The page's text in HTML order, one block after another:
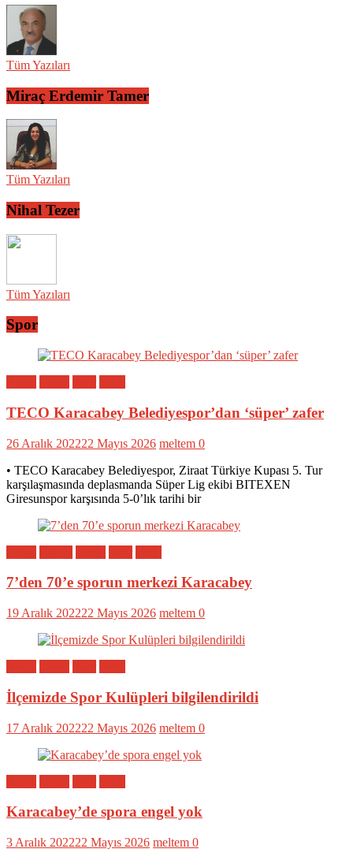
Tüm Yazıları
Miraç Erdemir Tamer
Tüm Yazıları
Nihal Tezer
Tüm Yazıları
Spor
TECO Karacabey Belediyespor’dan ‘süper’ zafer
26 Aralık 202222 Mayıs 2026 meltem 0
• TECO Karacabey Belediyespor, Ziraat Türkiye Kupası 5. Tur
karşılaşmasında deplasmanda Süper Lig ekibi BITEXEN
Giresunspor karşısında 5-0’lık tarihi bir
7’den 70’e sporun merkezi Karacabey
19 Aralık 202222 Mayıs 2026 meltem 0
İlçemizde Spor Kulüpleri bilgilendirildi
17 Aralık 202222 Mayıs 2026 meltem 0
Karacabey’de spora engel yok
3 Aralık 202222 Mayıs 2026 meltem 0